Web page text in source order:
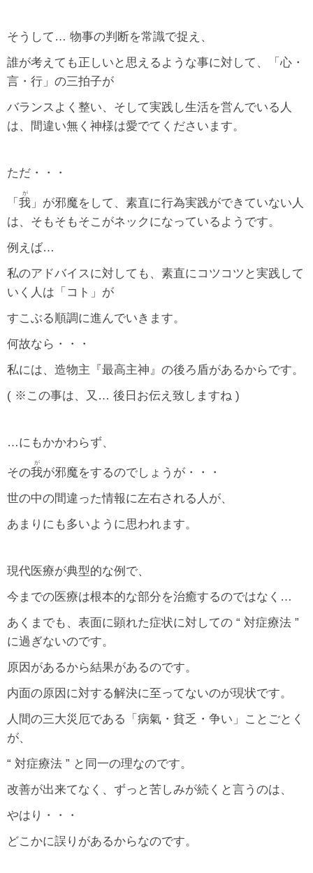
そうして… 物事の判断を常識で捉え、
誰が考えても正しいと思えるような事に対して、「心・
言・行」の三拍子が
バランスよく整い、そして実践し生活を営んでいる人
は、間違い無く神様は愛でてくださいます。
ただ・・・
「 我
が
」が邪魔をして、素直に行為実践ができていない人
は、そもそもそこがネックになっているようです。
例えば…
私のアドバイスに対しても、素直にコツコツと実践して
いく人は「コト」が
すこぶる順調に進んでいきます。
何故なら・・・
私には、造物主『最高主神』の後ろ盾があるからです。
( ※この事は、又… 後日お伝え致しますね )
…にもかかわらず、
その我
が
が邪魔をするのでしょうが・・・
世の中の間違った情報に左右される人が、
あまりにも多いように思われます。
現代医療が典型的な例で、
今までの医療は根本的な部分を治癒するのではなく…
あくまでも、表面に顕れた症状に対しての “ 対症療法 ”
に過ぎないのです。
原因があるから結果があるのです。
内面の原因に対する解決に至ってないのが現状です。
人間の三大災厄である「病氣・貧乏・争い」ことごとく
が、
“ 対症療法 ” と同一の理なのです。
改善が出来てなく、ずっと苦しみが続くと言うのは、
やはり・・・
どこかに誤りがあるからなのです。